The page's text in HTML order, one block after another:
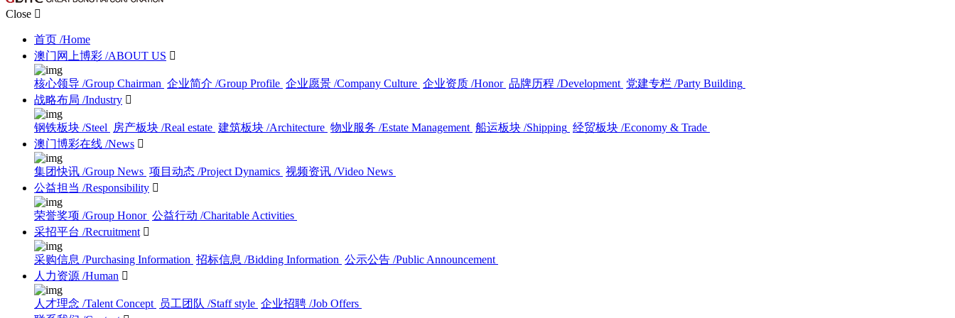
Close 
首页 /Home
澳门网上博彩 /ABOUT US 
核心领导 /Group Chairman 企业简介 /Group Profile 企业愿景 /Company Culture 企业资质 /Honor 品牌历程 /Development 党建专栏 /Party Building
战略布局 /Industry 
钢铁板块 /Steel 房产板块 /Real estate 建筑板块 /Architecture 物业服务 /Estate Management 船运板块 /Shipping 经贸板块 /Economy & Trade
澳门博彩在线 /News 
集团快讯 /Group News 项目动态 /Project Dynamics 视频资讯 /Video News
公益担当 /Responsibility 
荣誉奖项 /Group Honor 公益行动 /Charitable Activities
采招平台 /Recruitment 
采购信息 /Purchasing Information 招标信息 /Bidding Information 公示公告 /Public Announcement
人力资源 /Human 
人才理念 /Talent Concept 员工团队 /Staff style 企业招聘 /Job Offers